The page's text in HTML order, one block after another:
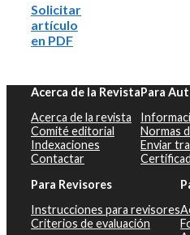
Solicitar
artículo
en PDF
Acerca de la Revista
Acerca de la revista
Comité editorial
Indexaciones
Contactar
Para
Normas
Enviar
Para Revisores
Instrucciones para revisores
Criterios de evaluación